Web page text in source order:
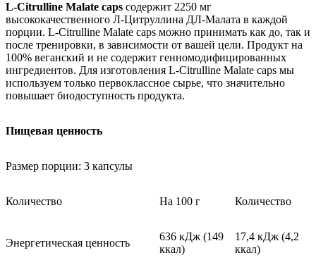
L-Citrulline Malate caps содержит 2250 мг
высококачественного Л-Цитруллина ДЛ-Малата в каждой
порции. L-Citrulline Malate caps можно принимать как до, так и
после тренировки, в зависимости от вашей цели. Продукт на
100% веганский и не содержит генномодифицированных
ингредиентов. Для изготовления L-Citrulline Malate caps мы
используем только первоклассное сырье, что значительно
повышает биодоступность продукта.
Пищевая ценность
Размер порции: 3 капсулы
Количество На 100 г Количество
Энергетическая ценность
636 кДж (149
ккал)
17,4 кДж (4,2
ккал)